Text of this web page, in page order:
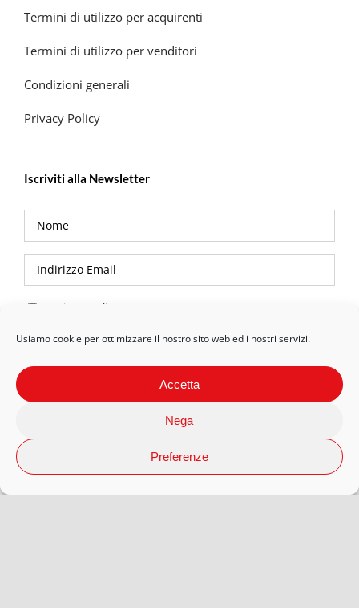
Usiamo cookie per ottimizzare il nostro sito web ed i nostri servizi.
Accetta
Nega
Preferenze
Termini di utilizzo per acquirenti
Termini di utilizzo per venditori
Condizioni generali
Privacy Policy
Iscriviti alla Newsletter
Privacy Policy